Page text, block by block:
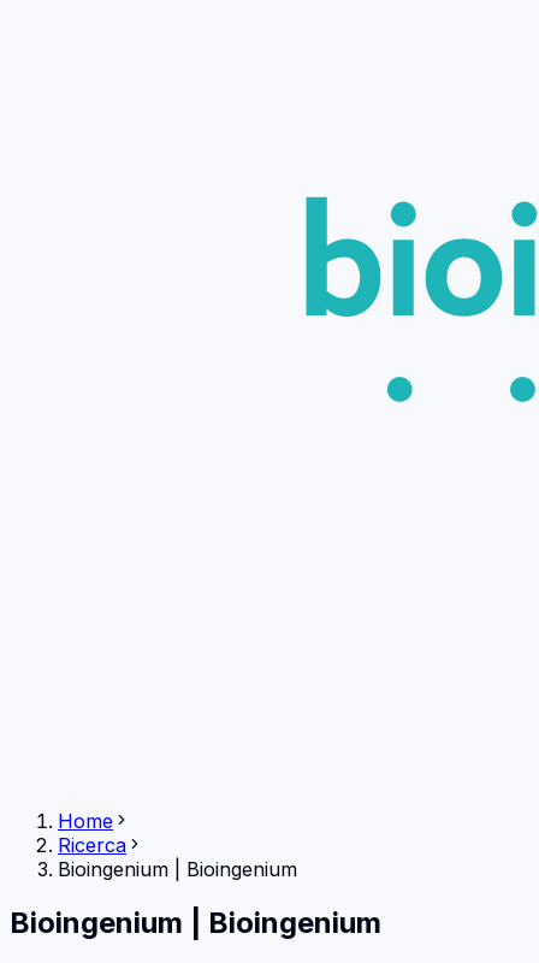
Home
Ricerca
Bioingenium
Bioingenium
Bioingenium Bioingenium